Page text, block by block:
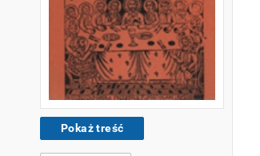
Pokaż treść